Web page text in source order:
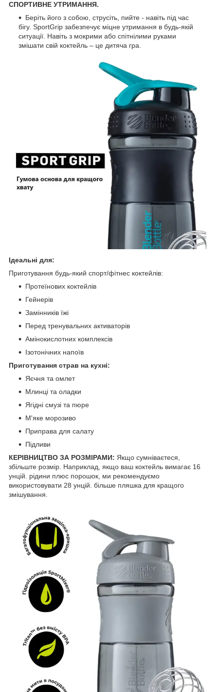
СПОРТИВНЕ УТРИМАННЯ.
Беріть його з собою, струсіть, пийте - навіть під час
бігу. SportGrip забезпечує міцне утримання в будь-якій
ситуації. Навіть з мокрими або спітнілими руками
змішати свій коктейль – це дитяча гра.
Ідеальні для:
Приготування будь-який спорт/фітнес коктейлів:
Протеїнових коктейлів
Гейнерів
Замінників їжі
Перед тренувальних активаторів
Амінокислотних комплексів
Ізотонічних напоїв
Приготування страв на кухні:
Яєчня та омлет
Млинці та оладки
Ягідні смузі та пюре
М'яке морозиво
Приправа для салату
Підливи
КЕРІВНИЦТВО ЗА РОЗМІРАМИ: Якщо сумніваєтеся,
збільште розмір. Наприклад, якщо ваш коктейль вимагає 16
унцій. рідини плюс порошок, ми рекомендуємо
використовувати 28 унцій. більше пляшка для кращого
змішування.